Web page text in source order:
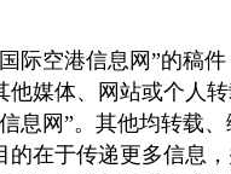
空港信息网”的稿件
他媒体、网站或个人
息网”。其他均转载
的在于传递更多信息